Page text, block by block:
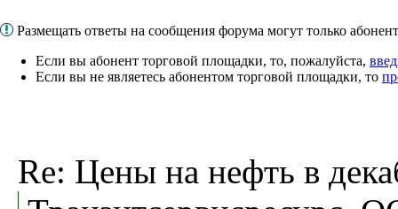
Размещать ответы на сообщения форума могут только
Если вы абонент торговой площадки, то, пожалуйста,
Если вы не являетесь абонентом торговой площадки, то
Re: Цены на нефть в